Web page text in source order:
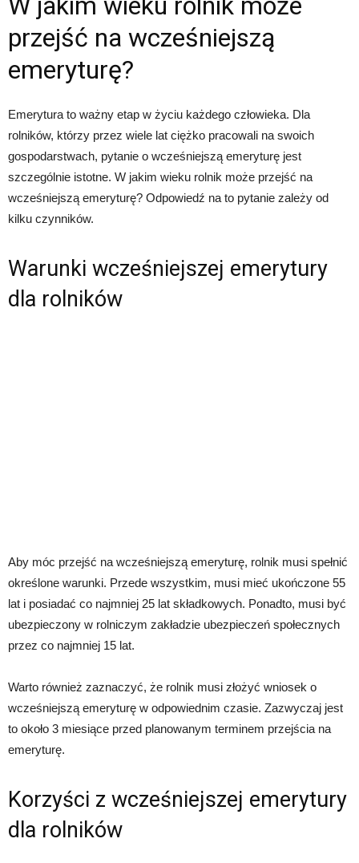
przejść na wcześniejszą
emeryturę?
Emerytura to ważny etap w życiu każdego człowieka. Dla
rolników, którzy przez wiele lat ciężko pracowali na swoich
gospodarstwach, pytanie o wcześniejszą emeryturę jest
szczególnie istotne. W jakim wieku rolnik może przejść na
wcześniejszą emeryturę? Odpowiedź na to pytanie zależy od
kilku czynników.
Warunki wcześniejszej emerytury
dla rolników
Aby móc przejść na wcześniejszą emeryturę, rolnik musi spełnić
określone warunki. Przede wszystkim, musi mieć ukończone 55
lat i posiadać co najmniej 25 lat składkowych. Ponadto, musi być
ubezpieczony w rolniczym zakładzie ubezpieczeń społecznych
przez co najmniej 15 lat.
Warto również zaznaczyć, że rolnik musi złożyć wniosek o
wcześniejszą emeryturę w odpowiednim czasie. Zazwyczaj jest
to około 3 miesiące przed planowanym terminem przejścia na
emeryturę.
Korzyści z wcześniejszej emerytury
dla rolników